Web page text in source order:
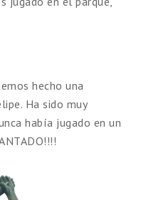
hecho una
Ha sido muy
había jugado en un